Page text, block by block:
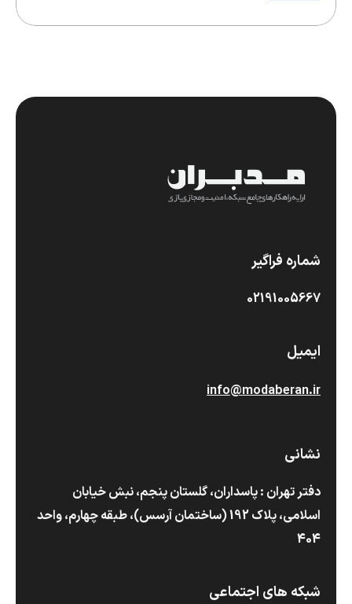
شماره فراگیر
02191005667
ایمیل
info@modaberan.ir
نشانی
دفتر تهران : پاسداران، گلستان پنجم، نبش خیابان
اسلامی، پلاک 192 (ساختمان آرسس)،‌ طبقه چهارم، واحد
404
شبکه های اجتماعی